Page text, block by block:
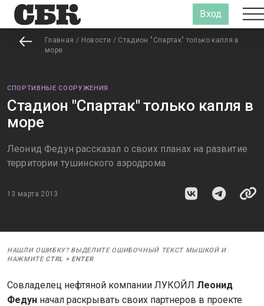
Вход
Главная / Новости / Стадион "Спартак" только капля в
море
СПОРТИВНЫЕ СООРУЖЕНИЯ
Стадион "Спартак" только капля в
море
Леонид Федун рассказал о своих планах на развитие
территории тушинского аэродрома
13 марта 2013
НАШЛИ ОШИБКУ? ВЫДЕЛИТЕ ОШИБОЧНЫЙ ТЕКСТ МЫШКОЙ И
НАЖМИТЕ CTRL + ENTER
Совладелец нефтяной компании ЛУКОЙЛ Леонид
Федун начал раскрывать своих партнеров в проекте